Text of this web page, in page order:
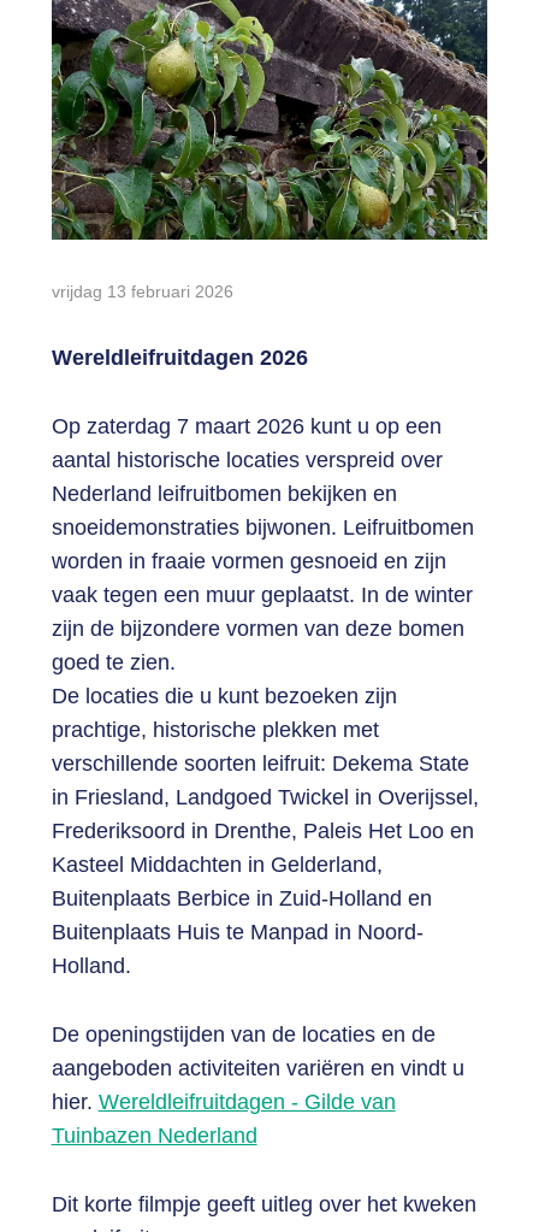
vrijdag 13 februari 2026
Wereldleifruitdagen 2026
Op zaterdag 7 maart 2026 kunt u op een
aantal historische locaties verspreid over
Nederland leifruitbomen bekijken en
snoeidemonstraties bijwonen. Leifruitbomen
worden in fraaie vormen gesnoeid en zijn
vaak tegen een muur geplaatst. In de winter
zijn de bijzondere vormen van deze bomen
goed te zien.
De locaties die u kunt bezoeken zijn
prachtige, historische plekken met
verschillende soorten leifruit: Dekema State
in Friesland, Landgoed Twickel in Overijssel,
Frederiksoord in Drenthe, Paleis Het Loo en
Kasteel Middachten in Gelderland,
Buitenplaats Berbice in Zuid-Holland en
Buitenplaats Huis te Manpad in Noord-
Holland.
De openingstijden van de locaties en de
aangeboden activiteiten variëren en vindt u
hier. Wereldleifruitdagen - Gilde van
Tuinbazen Nederland
Dit korte filmpje geeft uitleg over het kweken
Login